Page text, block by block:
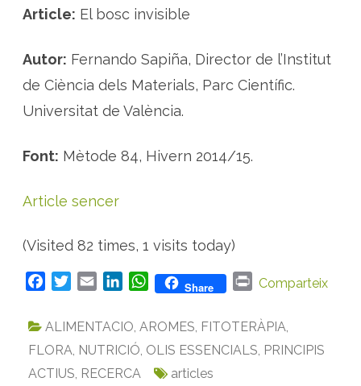
Article: El bosc invisible
Autor: Fernando Sapiña, Director de l’Institut
de Ciència dels Materials, Parc Científic.
Universitat de València.
Font: Mètode 84, Hivern 2014/15.
Article sencer
(Visited 82 times, 1 visits today)
c
b
o
t
e
a
n
e
d
W
a
s
A
Share
P
i
t
Comparteix
ALIMENTACIO, AROMES, FITOTERÀPIA,
FLORA, NUTRICIÓ, OLIS ESSENCIALS, PRINCIPIS
ACTIUS, RECERCA articles